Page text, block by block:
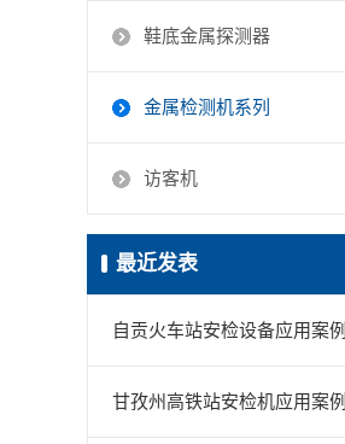
鞋底金属探测器
金属检测机系列
访客机
最近发表
自贡火车站安检设备应用案例
甘孜州高铁站安检机应用案例